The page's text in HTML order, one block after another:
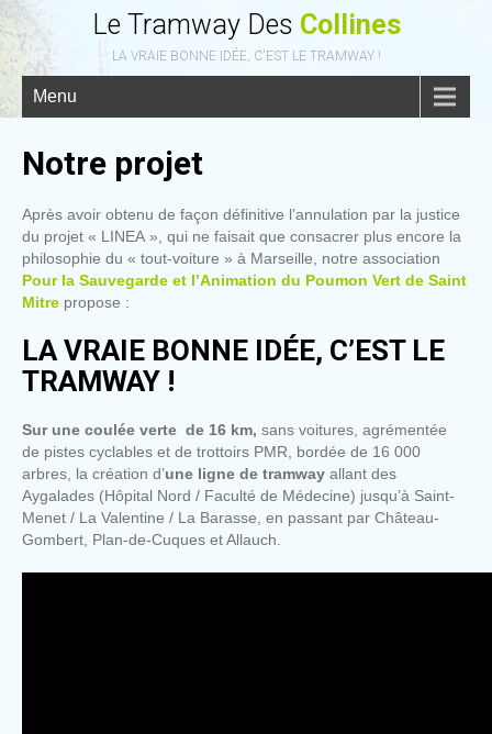
Le Tramway Des Collines
LA VRAIE BONNE IDÉE, C'EST LE TRAMWAY !
Menu
Notre projet
Après avoir obtenu de façon définitive l’annulation par la justice
du projet « LINEA », qui ne faisait que consacrer plus encore la
philosophie du « tout-voiture » à Marseille, notre association
Pour la Sauvegarde et l’Animation du Poumon Vert de Saint
Mitre propose :
LA VRAIE BONNE IDÉE, C’EST LE
TRAMWAY !
Sur une coulée verte de 16 km, sans voitures, agrémentée
de pistes cyclables et de trottoirs PMR, bordée de 16 000
arbres, la création d’une ligne de tramway allant des
Aygalades (Hôpital Nord / Faculté de Médecine) jusqu’à Saint-
Menet / La Valentine / La Barasse, en passant par Château-
Gombert, Plan-de-Cuques et Allauch.